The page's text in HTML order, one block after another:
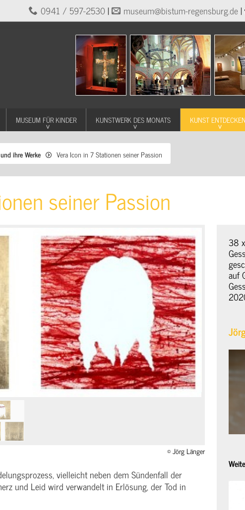
0941 / 597-2530| museum@bistum-regensburg.de|
MUSEUM FÜR KINDER KUNSTWERK DES MONATS KUNST ENTDECKEN
ihre Werke Vera Icon in 7 Stationen seiner Passion
seiner Passion
© Jörg Länger
vielleicht neben dem Sündenfall der
und Leid wird verwandelt in Erlösung, der Tod in
38
auf